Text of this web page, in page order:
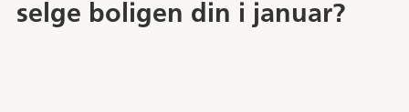
selge boligen din i januar?